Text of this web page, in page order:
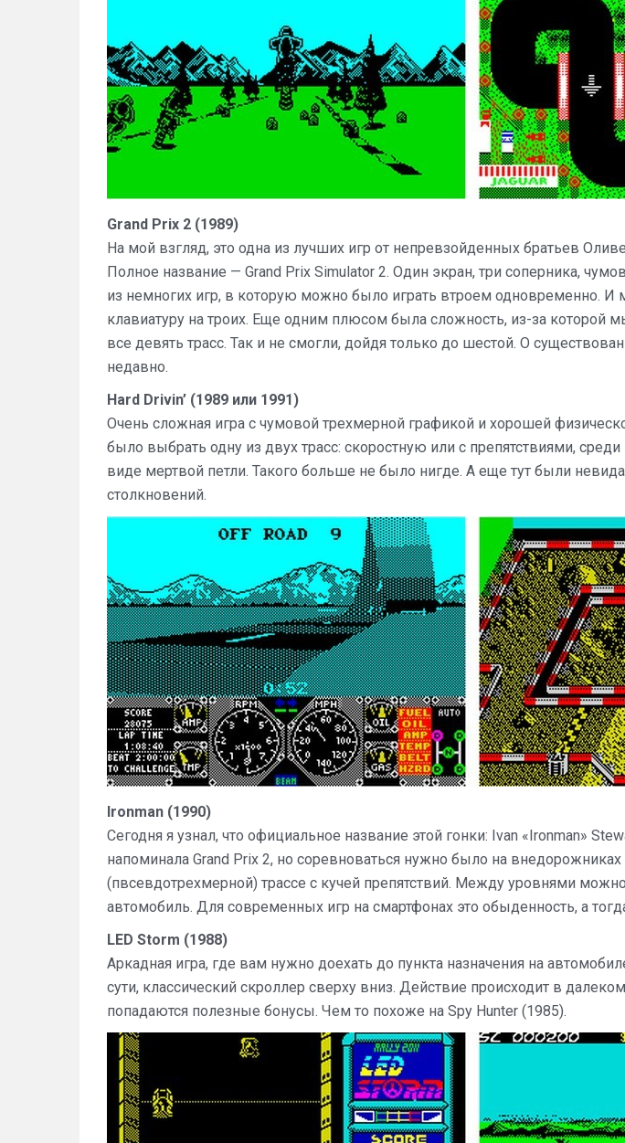
Grand Prix 2 (1989)
На мой взгляд, это одна из лучших игр от непревзойденных братьев
Полное название — Grand Prix Simulator 2. Один экран, три соперника,
из немногих игр, в которую можно было играть втроем одновременно.
клавиатуру на троих. Еще одним плюсом была сложность, из-за которой
все девять трасс. Так и не смогли, дойдя только до шестой. О
недавно.
Hard Drivin’ (1989 или 1991)
Очень сложная игра с чумовой трехмерной графикой и хорошей
было выбрать одну из двух трасс: скоростную или с препятствиями,
виде мертвой петли. Такого больше не было нигде. А еще тут были
столкновений.
Ironman (1990)
Сегодня я узнал, что официальное название этой гонки: Ivan «Ironman»
напоминала Grand Prix 2, но соревноваться нужно было на внедорожниках
(пвсевдотрехмерной) трассе c кучей препятствий. Между уровнями
автомобиль. Для современных игр на смартфонах это обыденность, а
LED Storm (1988)
Аркадная игра, где вам нужно доехать до пункта назначения на
сути, классический скроллер сверху вниз. Действие происходит в
попадаются полезные бонусы. Чем то похоже на Spy Hunter (1985).